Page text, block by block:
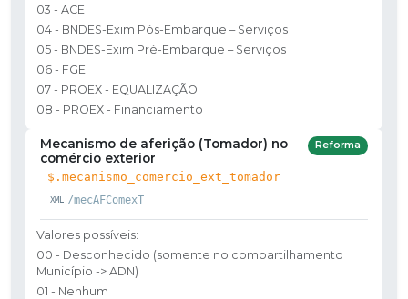
03 - ACE
04 - BNDES-Exim Pós-Embarque – Serviços
05 - BNDES-Exim Pré-Embarque – Serviços
06 - FGE
07 - PROEX - EQUALIZAÇÃO
08 - PROEX - Financiamento
Mecanismo de aferição (Tomador) no
comércio exterior
$.mecanismo_comercio_ext_tomador
/mecAFComexT
Reforma
Valores possíveis:
00 - Desconhecido (somente no compartilhamento
Município -> ADN)
01 - Nenhum